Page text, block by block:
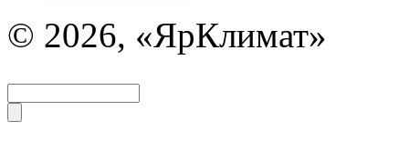
© 2026, «ЯрКлимат»